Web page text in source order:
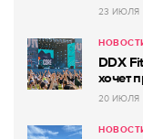
23 ИЮЛЯ
DDX
хочет
20 ИЮЛЯ